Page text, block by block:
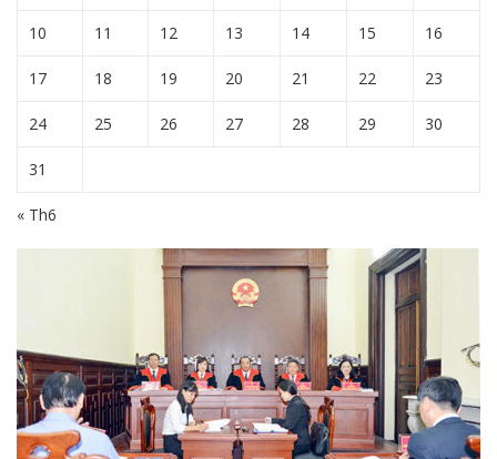
10 11 12 13 14 15 16
17 18 19 20 21 22 23
24 25 26 27 28 29 30
31
« Th6